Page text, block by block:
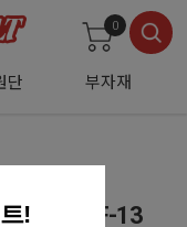
단 부자재
0
원단 - CF-13
!